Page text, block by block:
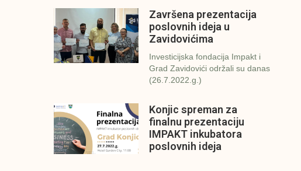
Završena prezentacija
poslovnih ideja u
Zavidovićima
Investicijska fondacija Impakt i
Grad Zavidovići održali su danas
(26.7.2022.g.)
Konjic spreman za
finalnu prezentaciju
IMPAKT inkubatora
poslovnih ideja